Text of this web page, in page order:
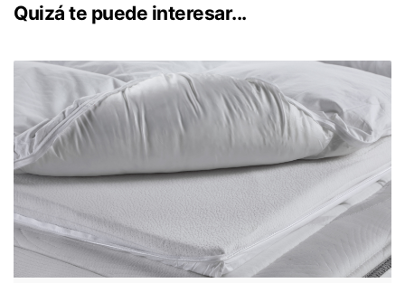
Quizá te puede interesar...